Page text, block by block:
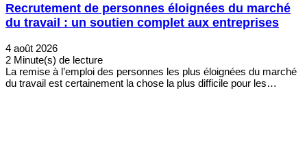
Recrutement de personnes éloignées du marché
du travail : un soutien complet aux entreprises
4 août 2026
2 Minute(s) de lecture
La remise à l’emploi des personnes les plus éloignées du marché
du travail est certainement la chose la plus difficile pour les…